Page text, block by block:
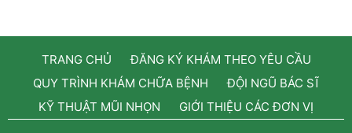
TRANG CHỦ
ĐĂNG KÝ KHÁM THEO YÊU CẦU
QUY TRÌNH KHÁM CHỮA BỆNH
ĐỘI NGŨ BÁC SĨ
KỸ THUẬT MŨI NHỌN
GIỚI THIỆU CÁC ĐƠN VỊ